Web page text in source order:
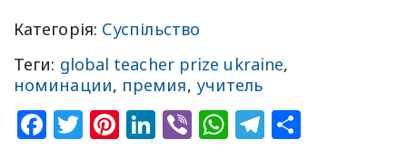
Категорія: Суспільство
Теги: global teacher prize ukraine,
номинации, премия, учитель
Facebook
Twitter
Pinterest
LinkedIn
ViberWhatsApp
Telegram